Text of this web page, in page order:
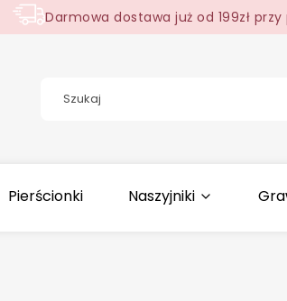
Darmowa dostawa już od 199zł
Pierścionki Naszyjniki